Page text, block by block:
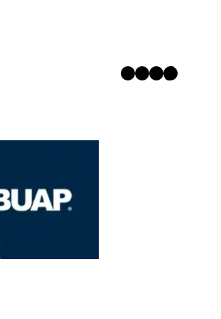
Twitter Facebook InstagramTikTok